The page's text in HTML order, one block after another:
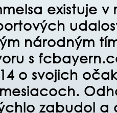
existuje v
národným
s
o svojich
zabudol a